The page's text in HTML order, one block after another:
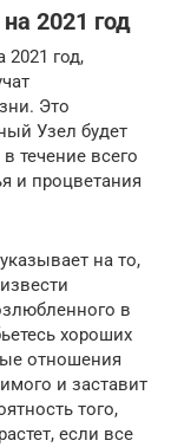
2021 год
2021 год,
Это
Узел будет
течение всего
и процветания
на то,
в
хороших
отношения
и заставит
того,
если все